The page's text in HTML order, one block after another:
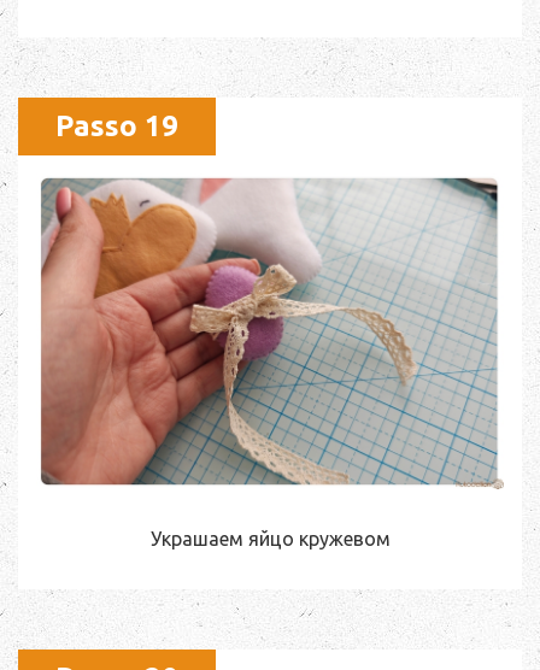
Passo 19
Украшаем яйцо кружевом